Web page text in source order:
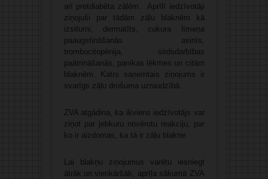
arī pretdiabēta zālēm. Aprīlī iedzīvotāji
ziņojuši par tādām zāļu blaknēm kā
izsitumi, dermatīts, cukura līmeņa
paaugstināšanās asinīs,
trombocitopēnija, sirdsdarbības
paātrināšanās, panikas lēkmes un citām
blaknēm. Katrs saņemtais ziņojums ir
svarīgs zāļu drošuma uzraudzībā.
ZVA atgādina, ka ikviens iedzīvotājs var
ziņot par jebkuru novērotu reakciju, par
ko ir aizdomas, ka tā ir zāļu blakne.
Lai blakņu ziņojumus varētu iesniegt
ātrāk un vienkāršāk, aprīļa sākumā ZVA